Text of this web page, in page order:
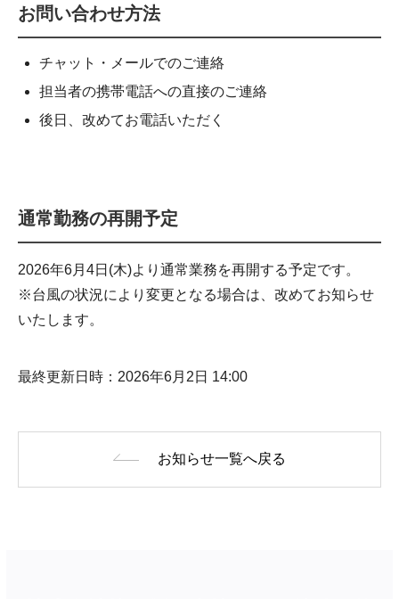
お問い合わせ方法
チャット・メールでのご連絡
担当者の携帯電話への直接のご連絡
後日、改めてお電話いただく
通常勤務の再開予定
2026年6月4日(木)より通常業務を再開する予定です。
※台風の状況により変更となる場合は、改めてお知らせ
いたします。
最終更新日時：2026年6月2日 14:00
お知らせ一覧へ戻る